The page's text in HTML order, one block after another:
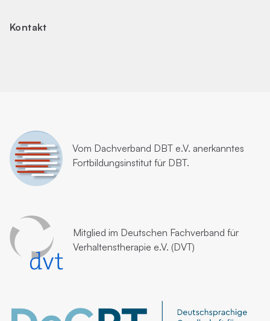
Kontakt
Vom Dachverband DBT e.V. anerkanntes
Fortbildungsinstitut für DBT.
Mitglied im Deutschen Fachverband für
Verhaltenstherapie e.V. (DVT)